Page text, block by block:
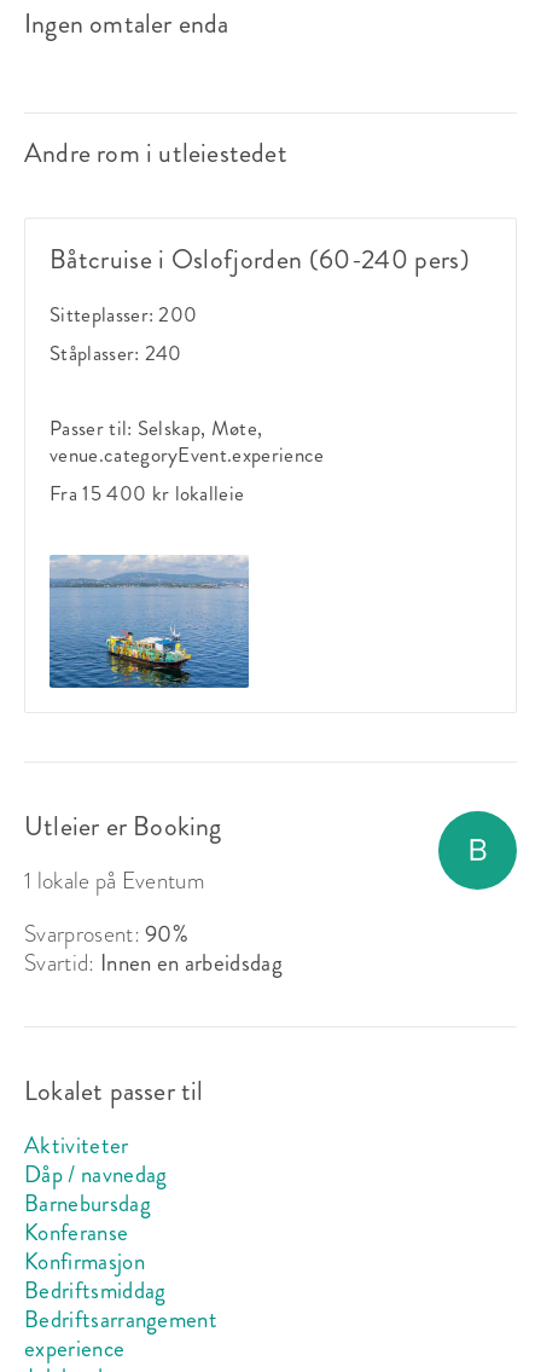
Ingen omtaler enda
Andre rom i utleiestedet
Båtcruise i Oslofjorden (60-240 pers)
Sitteplasser:200
Ståplasser: 240
Passer til: Selskap, Møte,
venue.categoryEvent.experience
Fra 15 400 kr lokalleie
Utleier er Booking
1 lokale på Eventum
Svarprosent:90%
Svartid: Innen en arbeidsdag
Lokalet passer til
Aktiviteter
Dåp / navnedag
Barnebursdag
Konferanse
Konfirmasjon
Bedriftsmiddag
Bedriftsarrangement
experience